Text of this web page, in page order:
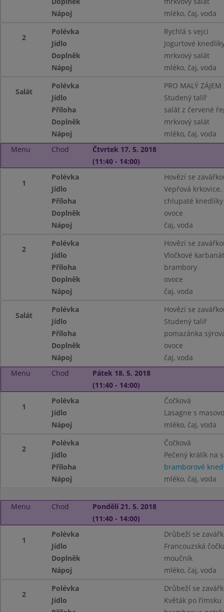
Nápoj
mléko, čaj, voda
2
Polévka
Rychlá s vejci
Jídlo
Jogurtové
Doplněk
mrkvový salát
Nápoj
mléko, čaj, voda
Salát
Polévka
PRO MALÝ
Jídlo
Studený talíř
Příloha
salát z červené
Doplněk
mrkvový salát
Nápoj
mléko, čaj, voda
Menu
Chod
Čtvrtek 17. 5. 2018
(11:40 - 14:00)
1
Polévka
Hovězí se
Jídlo
Vepřová krkovice,
Příloha
chlupaté knedlíky
Doplněk
ovoce
Nápoj
čaj, voda
2
Polévka
Hovězí se
Jídlo
Vločkové
Příloha
brambory
Doplněk
ovoce
Nápoj
čaj, voda
Salát
Polévka
Hovězí se
Jídlo
Studený talíř
Příloha
pomazánka
Doplněk
ovoce
Nápoj
čaj, voda
Menu
Chod
Pátek 18. 5. 2018
(11:40 - 14:00)
1
Polévka
Čočková
Jídlo
Lasagne s
Nápoj
mléko, čaj, voda
2
Polévka
Čočková
Jídlo
Pečený králík na
Příloha
bramborové
Nápoj
mléko, čaj, voda
Menu Chod
Pondělí 21. 5. 2018
(11:40 - 14:00)
1
Polévka
Drůbeží se
Jídlo
Francouzská
Doplněk
moučník
Nápoj
mléko, čaj, voda
2
Polévka
Drůbeží se
Jídlo
Květák po římsku